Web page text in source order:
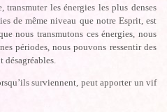
les énergies les plus denses
de même niveau que notre Esprit, est
nous transmutons ces énergies, nous
périodes, nous pouvons ressentir des
désagréables.
surviennent, peut apporter un vif